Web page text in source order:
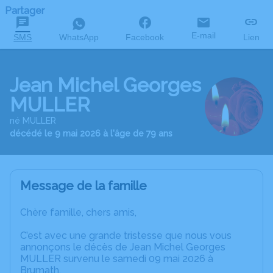
Partager
SMS WhatsApp Facebook E-mail Lien
Jean Michel Georges
MULLER
né MULLER
décédé le 9 mai 2026 à l'âge de 79 ans
Message de la famille
Chère famille, chers amis,
C’est avec une grande tristesse que nous vous
annonçons le décès de Jean Michel Georges
MULLER survenu le samedi 09 mai 2026 à
Brumath.